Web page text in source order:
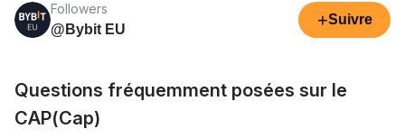
Followers
@Bybit EU
+Suivre
Questions fréquemment posées sur le
CAP(Cap)